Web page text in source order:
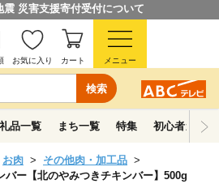
震 災害支援寄付受付について
検索
お気に入り カート メニュー
品一覧 まち一覧 特集 初心者ガイド
お肉
その他肉・加工品
バー【北のやみつきチキンバー】500g